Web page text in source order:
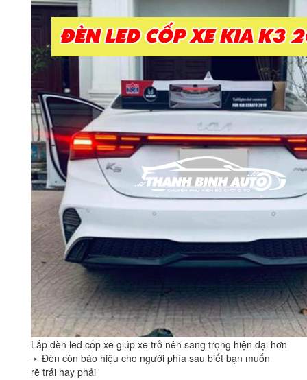
Lắp đèn led cốp xe giúp xe trở nên sang trọng hiện đại hơn
➛ Đèn còn báo hiệu cho người phía sau biết bạn muốn
rẽ trái hay phải